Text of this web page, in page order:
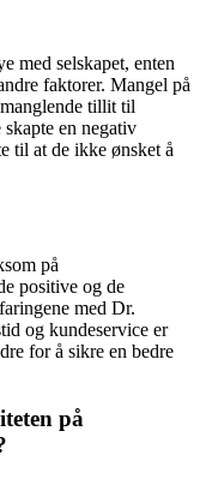
med selskapet, enten
faktorer. Mangel på
tillit til
en negativ
til at de ikke ønsket å
på
positive og de
med Dr.
og kundeservice er
for å sikre en bedre
på